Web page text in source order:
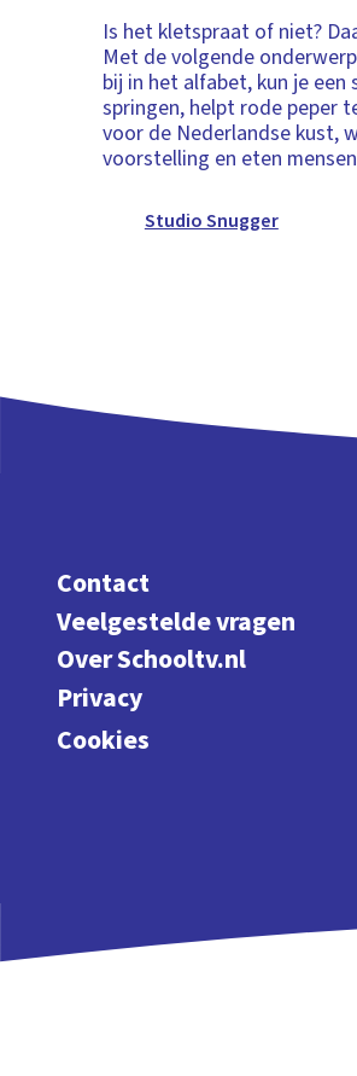
Is het kletspraat of niet?
Met de volgende
bij in het alfabet, kun je
springen, helpt rode peper
voor de Nederlandse kust,
voorstelling en eten
Studio Snugger
Contact
Veelgestelde vragen
Over Schooltv.nl
Privacy
Cookies